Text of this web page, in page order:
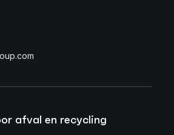
afval en recycling